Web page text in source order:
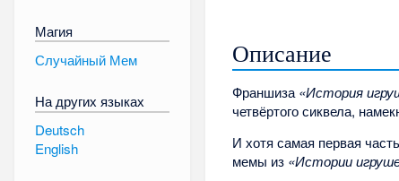
Магия
Случайный Мем
На других языках
Deutsch
English
Описание
Франшиза«История
четвёртого сиквела,
И хотя самая первая
мемы из «Истории